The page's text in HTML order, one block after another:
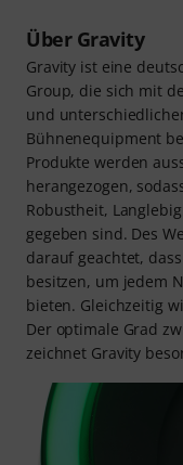
Über Gravity
Gravity ist eine
Group, die sich mit
und
Bühnenequipment
Produkte werden
herangezogen,
Robustheit,
gegeben sind. Des
darauf geachtet,
besitzen, um jedem
bieten. Gleichzeitig
Der optimale Grad
zeichnet Gravity